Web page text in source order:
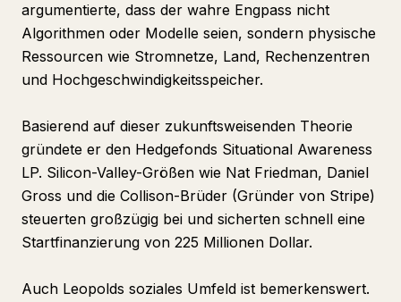
argumentierte, dass der wahre Engpass nicht
Algorithmen oder Modelle seien, sondern physische
Ressourcen wie Stromnetze, Land, Rechenzentren
und Hochgeschwindigkeitsspeicher.
Basierend auf dieser zukunftsweisenden Theorie
gründete er den Hedgefonds Situational Awareness
LP. Silicon-Valley-Größen wie Nat Friedman, Daniel
Gross und die Collison-Brüder (Gründer von Stripe)
steuerten großzügig bei und sicherten schnell eine
Startfinanzierung von 225 Millionen Dollar.
Auch Leopolds soziales Umfeld ist bemerkenswert.